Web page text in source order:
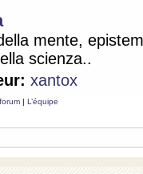
mente,
scienza..
xantox
| L’équipe